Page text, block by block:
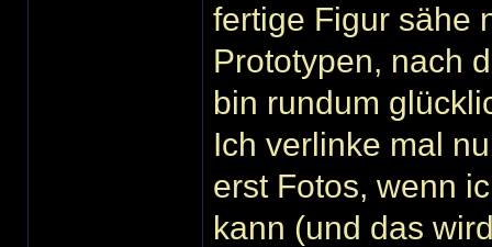
fertige Figur sähe
Prototypen, nach
bin rundum
Ich verlinke mal
erst Fotos, wenn
kann (und das